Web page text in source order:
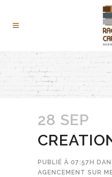
28 SEP
PUBLIÉ À 07:57H
AGENCEMENT SUR